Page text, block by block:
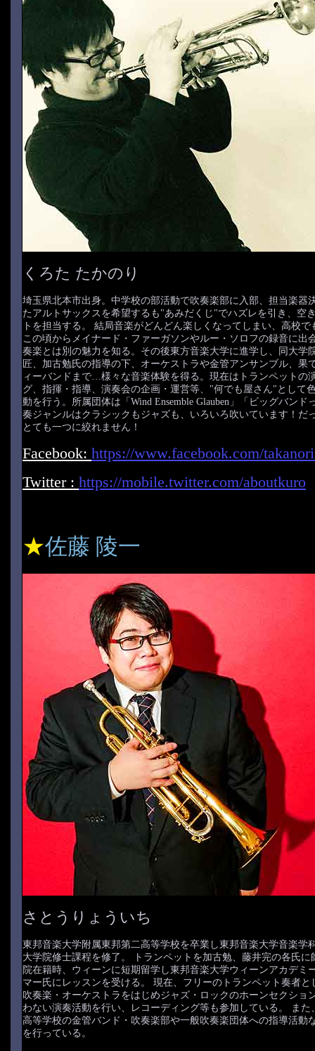
くろた たかのり
埼玉県北本市出身。中学校の部活動で吹奏楽部に入部、担当楽器
たアルトサックスを希望するも"あみだくじ"でハズレを引き、空
トを担当する。 結局音楽がどんどん楽しくなってしまい、高校
この頃からメイナード・ファーガソンやルー・ソロフの録音に出
奏楽とは別の魅力を知る。その後東方音楽大学に進学し、同大学
匠、加古勉氏の指導の下、オーケストラや金管アンサンブル、果
ィーバンドまで…様々な音楽体験を得る。現在はトランペットの
グ、指揮・指導、演奏会の企画・運営等、"何でも屋さん"として
動を行う。所属団体は「Wind Ensemble Glauben」「ビッグバンド
奏ジャンルはクラシックもジャズも、いろいろ吹いています！だ
とても一つに絞れません！
Facebook: https://www.facebook.com/
Twitter : https://mobile.twitter.com/aboutkuro
★佐藤 陵一
さとうりょういち
東邦音楽大学附属東邦第二高等学校を卒業し東邦音楽大学音楽学
大学院修士課程を修了。 トランペットを加古勉、藤井完の各氏に
院在籍時、ウィーンに短期留学し東邦音楽大学ウィーンアカデミ
マー氏にレッスンを受ける。 現在、フリーのトランペット奏者と
吹奏楽・オーケストラをはじめジャズ・ロックのホーンセクショ
わない演奏活動を行い、レコーディング等も参加している。 また
高等学校の金管バンド・吹奏楽部や一般吹奏楽団体への指導活動
を行っている。